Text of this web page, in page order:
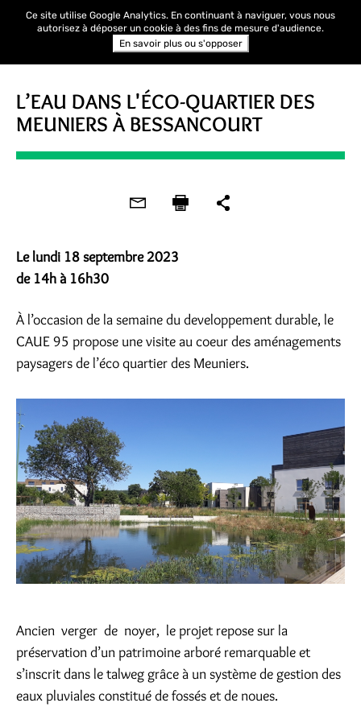
L’EAU DANS L'ÉCO-QUARTIER DES
MEUNIERS À BESSANCOURT
Le lundi 18 septembre 2023
de 14h à 16h30
À l’occasion de la semaine du developpement durable, le
CAUE 95 propose une visite au coeur des aménagements
paysagers de l’éco quartier des Meuniers.
Ancien verger de noyer, le projet repose sur la
préservation d’un patrimoine arboré remarquable et
s’inscrit dans le talweg grâce à un système de gestion des
eaux pluviales constitué de fossés et de noues.
Ce site utilise Google Analytics. En continuant à naviguer, vous nous
autorisez à déposer un cookie à des fins de mesure d'audience.
En savoir plus ou s'opposer